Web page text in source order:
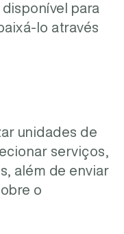
para
lo através
unidades de
serviços,
além de enviar
o